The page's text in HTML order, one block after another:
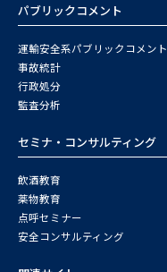
パブリックコメント
運輸安全系パブリックコメント
事故統計
行政処分
監査分析
セミナ・コンサルティング
飲酒教育
薬物教育
点呼セミナー
安全コンサルティング